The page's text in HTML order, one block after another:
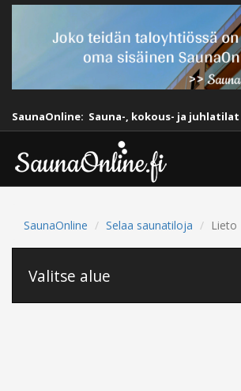
SaunaOnline: Sauna-, kokous- ja juhlatilat
SaunaOnline Selaa saunatiloja Lieto
Valitse alue